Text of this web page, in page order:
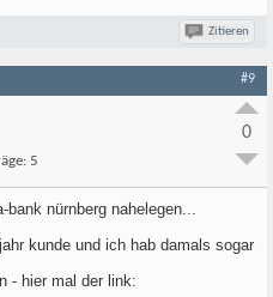
Zitieren
#9
5
0
bank nürnberg nahelegen...
kunde und ich hab damals sogar
- hier mal der link: